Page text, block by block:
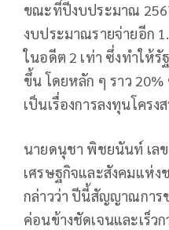
ขณะที่ปีงบประมาณ
งบประมาณรายจ่ายอีก
ในอดีต 2 เท่า ซึ่งทำให้รั
ขึ้น โดยหลัก ๆ ราว
เป็นเรื่องการลงทุนโครง
นายดนุชา พิชยนันท์ เล
เศรษฐกิจและสังคมแห่
กล่าวว่า ปีนี้สัญญาณการ
ค่อนข้างชัดเจนและเร็ว